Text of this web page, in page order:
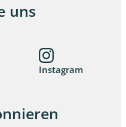
uns
Instagram